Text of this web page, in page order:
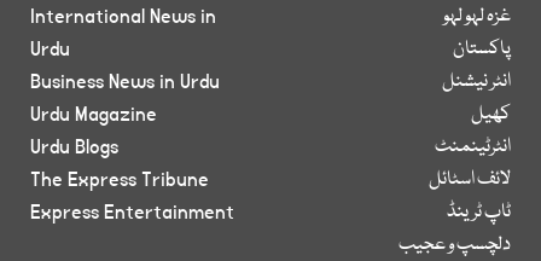
غزہ لہو لہو
پاکستان
انٹر نیشنل
کھیل
انٹرٹینمنٹ
لائف اسٹائل
ٹاپ ٹرینڈ
دلچسپ و عجیب
International News in
Urdu
Business News in Urdu
Urdu Magazine
Urdu Blogs
The Express Tribune
Express Entertainment